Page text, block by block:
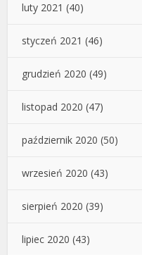
luty 2021 (40)
styczeń 2021 (46)
grudzień 2020 (49)
listopad 2020 (47)
październik 2020 (50)
wrzesień 2020 (43)
sierpień 2020 (39)
lipiec 2020 (43)